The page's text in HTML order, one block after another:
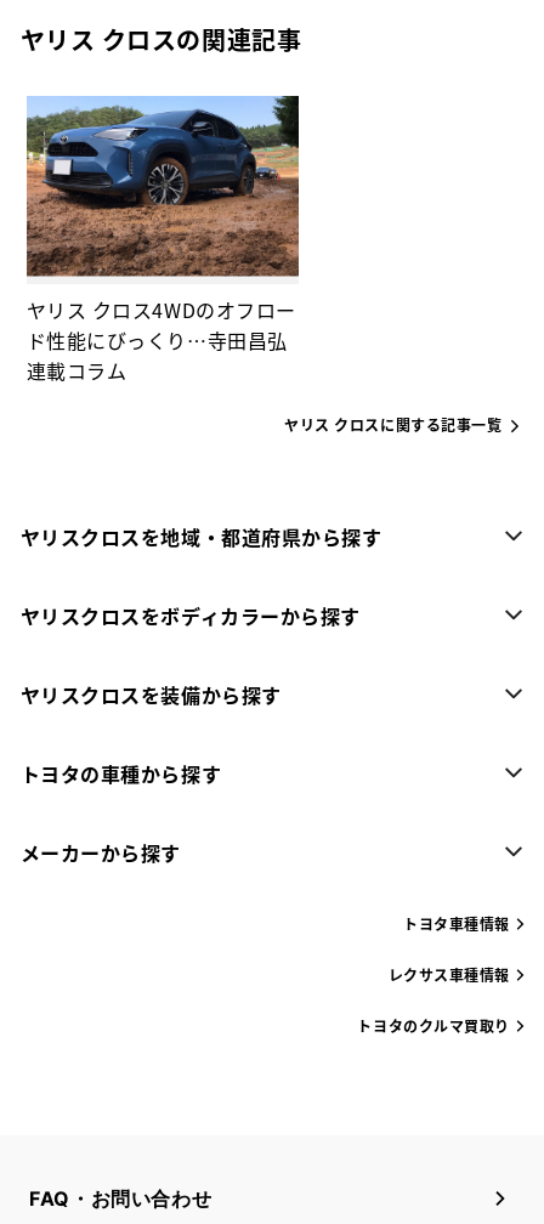
ヤリス クロスの関連記事
ヤリス クロス4WDのオフロー
ド性能にびっくり…寺田昌弘
連載コラム
ヤリス クロスに関する記事一覧
ヤリスクロスを地域・都道府県から探す
ヤリスクロスをボディカラーから探す
ヤリスクロスを装備から探す
トヨタの車種から探す
メーカーから探す
トヨタ車種情報
レクサス車種情報
トヨタのクルマ買取り
FAQ・お問い合わせ